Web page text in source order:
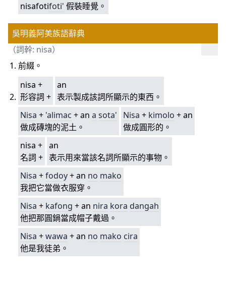
nisafotifoti' 假裝睡覺。
吳明義阿美族語辭典
（詞幹: nisa）
前綴。
nisa +
形容詞 +
an
表示製成該詞所顯示的東西。
Nisa + 'alimac + an a sota'
做成磚塊的泥土。
Nisa + kimolo + an
做成圓形的。
nisa +
名詞 +
an
表示用來當該名詞所顯示的事物。
Nisa +fodoy+ an no mako
我把它當做衣服穿。
Nisa + kafong + an nira kora dangah
他把那圓鍋當成帽子戴過。
Nisa +wawa + an no mako cira
他是我徒弟。